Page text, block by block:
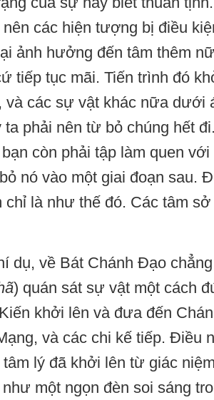
các hiện tượng bị điều
ảnh hưởng đến tâm thêm
tiếp tục mãi. Tiến trình đó
và các sự vật khác nữa dưới
phải nên từ bỏ chúng hết
còn phải tập làm quen
nó vào một giai đoạn sau.
chỉ là như thế đó. Các tâm
dụ, về Bát Chánh Đạo
) quán sát sự vật một cách
khởi lên và đưa đến
và các chi kế tiếp. Điều
lý đã khởi lên từ giác
một ngọn đèn soi sáng